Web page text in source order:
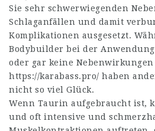
Sie sehr schwerwiegenden
Schlaganfällen und damit
Komplikationen ausgesetzt.
Bodybuilder bei der
oder gar keine
https://karabass.pro/ haben
nicht so viel Glück.
Wenn Taurin aufgebraucht ist,
und oft intensive und